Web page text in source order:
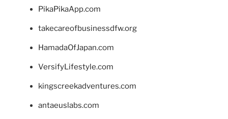
PikaPikaApp.com
takecareofbusinessdfw.org
HamadaOfJapan.com
VersifyLifestyle.com
kingscreekadventures.com
antaeuslabs.com